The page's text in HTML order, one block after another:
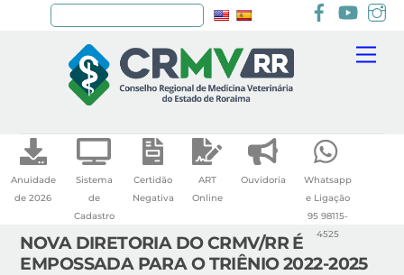
Anuidade
de 2026
Sistema
de
Cadastro
Certidão
Negativa
ART
Online
Ouvidoria
Whatsapp
e Ligação
95 98115-
4525
NOVA DIRETORIA DO CRMV/RR É
EMPOSSADA PARA O TRIÊNIO 2022-2025